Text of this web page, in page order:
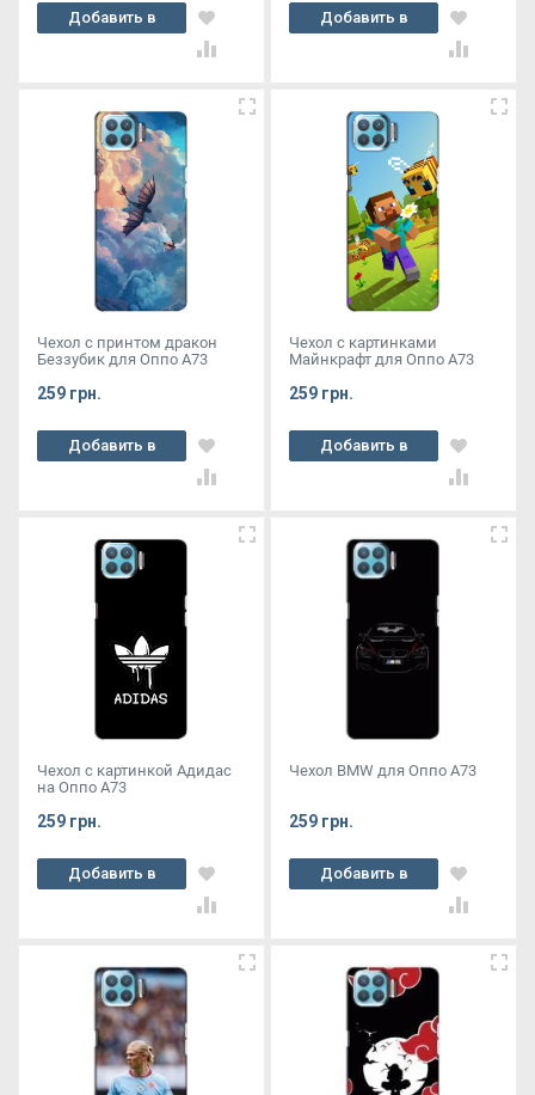
Добавить в
корзину
Добавить в
корзину
Чехол с принтом дракон
Беззубик для Оппо А73
259 грн.
Добавить в
корзину
Чехол с картинками
Майнкрафт для Оппо А73
259 грн.
Добавить в
корзину
Чехол с картинкой Адидас
на Оппо А73
259 грн.
Добавить в
корзину
Чехол BMW для Оппо А73
259 грн.
Добавить в
корзину